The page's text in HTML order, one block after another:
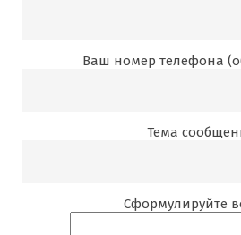
Ваш номер телефона
Тема
Сформулируйте